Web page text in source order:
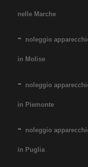
nelle Marche
noleggio
in Molise
noleggio
in Piemonte
noleggio
in Puglia